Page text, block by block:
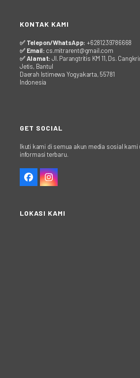
KONTAK KAMI
✅ Telepon/WhatsApp: +6281239786668
✅ Email: cs.mitrarent@gmail.com
✅ Alamat: Jl. Parangtritis KM 11, Ds.
Jetis, Bantul
Daerah Istimewa Yogyakarta, 55781
Indonesia
GET SOCIAL
Ikuti kami di semua akun media sosial kami
informasi terbaru.
FacebookInstagram
LOKASI KAMI